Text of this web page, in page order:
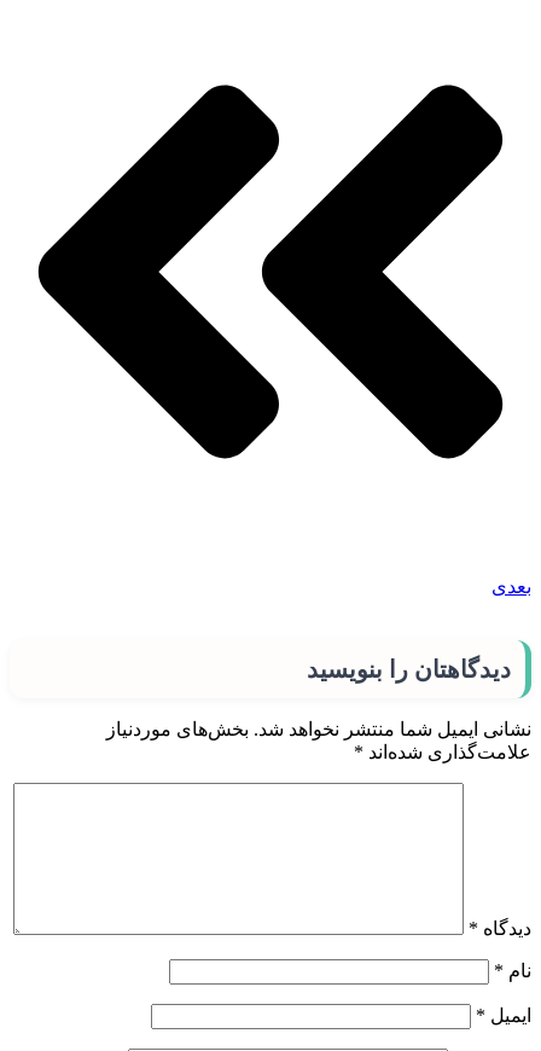
بعدی
دیدگاهتان را بنویسید
نشانی ایمیل شما منتشر نخواهد شد. بخش‌های موردنیاز
علامت‌گذاری شده‌اند *
دیدگاه *
نام *
ایمیل *